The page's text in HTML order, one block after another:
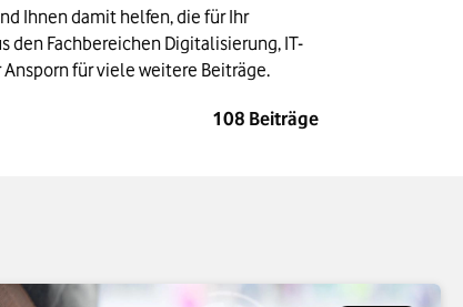
Ihnen damit helfen, die für Ihr
den Fachbereichen Digitalisierung, IT-
für viele weitere Beiträge.
108 Beiträge